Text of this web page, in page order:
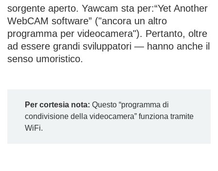
sorgente aperto. Yawcam sta per:“Yet Another
WebCAM software” ("ancora un altro
programma per videocamera"). Pertanto, oltre
ad essere grandi sviluppatori — hanno anche il
senso umoristico.
Per cortesia nota: Questo “programma di
condivisione della videocamera” funziona tramite
WiFi.